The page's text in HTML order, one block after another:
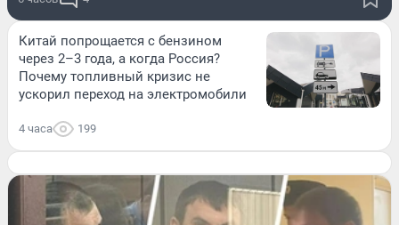
Китай попрощается с бензином
через 2–3 года, а когда Россия?
Почему топливный кризис не
ускорил переход на электромобили
4 часа 199